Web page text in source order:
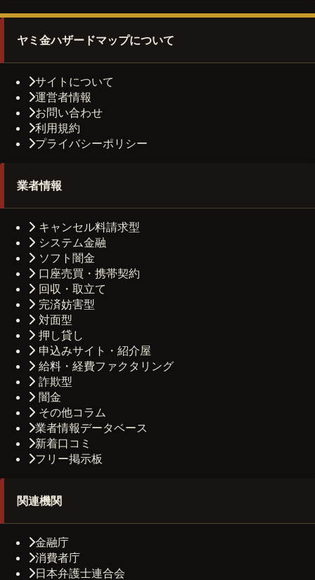
ヤミ金ハザードマップについて
サイトについて
運営者情報
お問い合わせ
利用規約
プライバシーポリシー
業者情報
キャンセル料請求型
システム金融
ソフト闇金
口座売買・携帯契約
回収・取立て
完済妨害型
対面型
押し貸し
申込みサイト・紹介屋
給料・経費ファクタリング
詐欺型
闇金
その他コラム
業者情報データベース
新着口コミ
フリー掲示板
関連機関
金融庁
消費者庁
日本弁護士連合会